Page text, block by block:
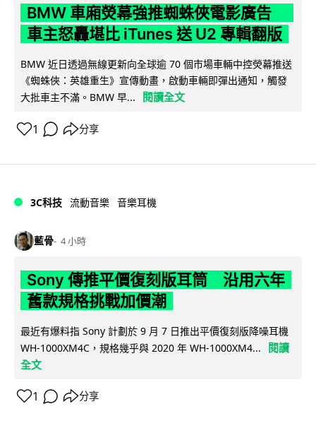
BMW 車廂熒幕強推蜘蛛俠電影廣告
車主怒轟堪比 iTunes 送 U2 專輯翻版
BMW 近日透過無線更新向全球逾 70 個市場車輛中控熒幕推送
《蜘蛛俠：英雄重生》宣傳動畫，啟動車輛即彈出通知，觸發
大批車主不滿。BMW 早...
閱讀全文
1 分享
3C科技 流動音樂 音樂耳機
藍骨 4 小時
Sony 傳推平價復刻版耳筒 沿用六年
舊款規格挑戰加價潮
最近有爆料指 Sony 計劃於 9 月 7 日推出平價復刻版降噪耳機
WH-1000XM4C，規格幾乎與 2020 年 WH-1000XM4...
閱讀
全文
1 分享